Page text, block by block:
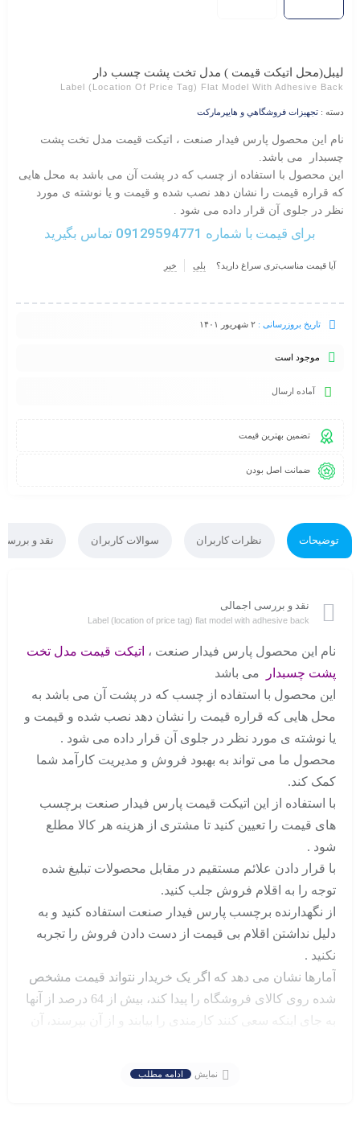
لیبل(محل اتیکت قیمت ) مدل تخت پشت چسب دار
Label (location Of Price Tag) Flat Model With Adhesive Back
دسته : تجهيزات فروشگاهي و هايپرماركت
نام این محصول پارس فیدار صنعت ، اتیکت قیمت مدل تخت پشت
چسبدار می باشد.
این محصول با استفاده از چسب که در پشت آن می باشد به محل هایی
که قراره قیمت را نشان دهد نصب شده و قیمت و یا نوشته ی مورد
نظر در جلوی آن قرار داده می شود .
برای قیمت با شماره 09129594771 تماس بگیرید
آیا قیمت مناسب‌تری سراغ دارید؟ بلی خیر
تاریخ بروزرسانی : ۲ شهریور ۱۴۰۱
موجود است
آماده ارسال
تضمین بهترین قیمت
ضمانت اصل بودن
توضیحات نظرات کاربران سوالات کاربران نقد و
نقد و بررسی اجمالی
Label (location of price tag) flat model with adhesive back
نام این محصول پارس فیدار صنعت ، اتیکت قیمت مدل تخت
پشت چسبدار
می باشد
این محصول با استفاده از چسب که در پشت آن می باشد به
محل هایی که قراره قیمت را نشان دهد نصب شده و قیمت و
یا نوشته ی مورد نظر در جلوی آن قرار داده می شود .
محصول ما می تواند به بهبود فروش و مدیریت کارآمد شما
کمک کند.
با استفاده از این اتیکت قیمت پارس فیدار صنعت برچسب
های قیمت را تعیین کنید تا مشتری از هزینه هر کالا مطلع
شود .
با قرار دادن علائم مستقیم در مقابل محصولات تبلیغ شده
توجه را به اقلام فروش جلب کنید.
از نگهدارنده برچسب پارس فیدار صنعت استفاده کنید و به
دلیل نداشتن اقلام بی قیمت از دست دادن فروش را تجربه
نکنید .
آمارها نشان می دهد که اگر یک خریدار نتواند قیمت مشخص
شده روی کالای فروشگاه را پیدا کند، بیش از 64 درصد از آنها
به جای اینکه سعی کنند کارمندی را بیابند و از آن بپرسند، آن
نمایش ادامه مطلب